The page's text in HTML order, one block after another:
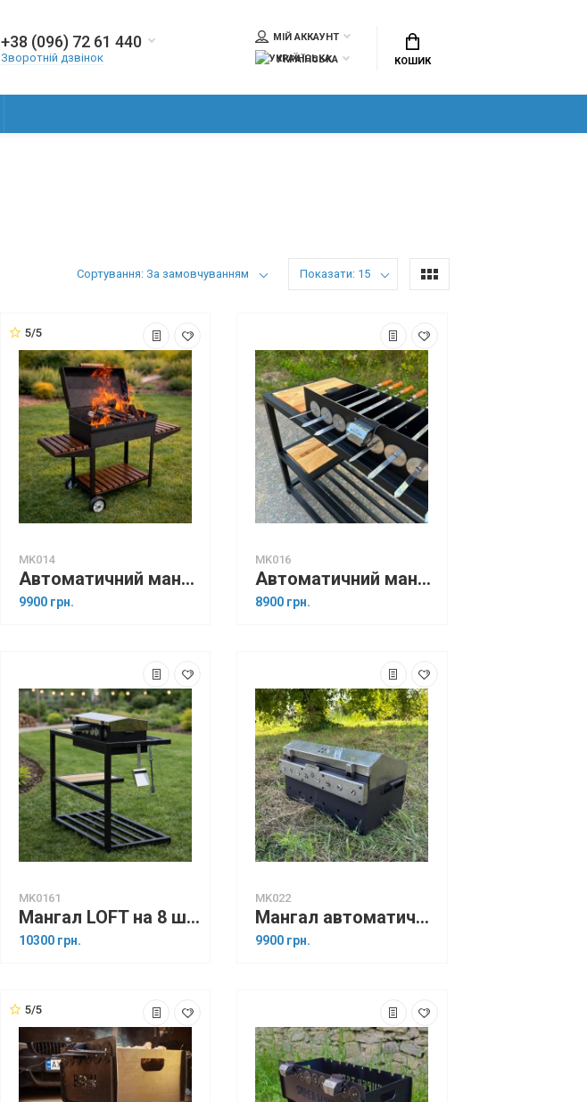
+38 (096) 72 61 440
Зворотній дзвінок
МІЙ АККАУНТ
УКРАЇНСЬКА
КОШИК
Сортування: За замовчуванням Показати: 15
5/5
MK014
Автоматичний мангал Elite на 8 шампурів
9900 грн.
MK016
Автоматичний мангал LOFT на 8 шампурів
8900 грн.
MK0161
Мангал LOFT на 8 шампурів з автоповоротом
10300 грн.
MK022
Мангал автоматичний Компакт на 8 шампурів
9900 грн.
5/5